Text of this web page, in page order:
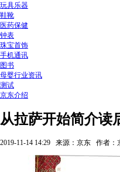
玩具乐器
鞋靴
医药保健
钟表
珠宝首饰
手机通讯
图书
母婴行业资讯
测试
京东介绍
从拉萨开始简介读
2019-11-14 14:29 来源：京东 作者：